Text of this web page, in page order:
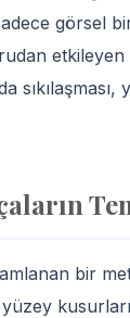
görsel
etkileyen
bir